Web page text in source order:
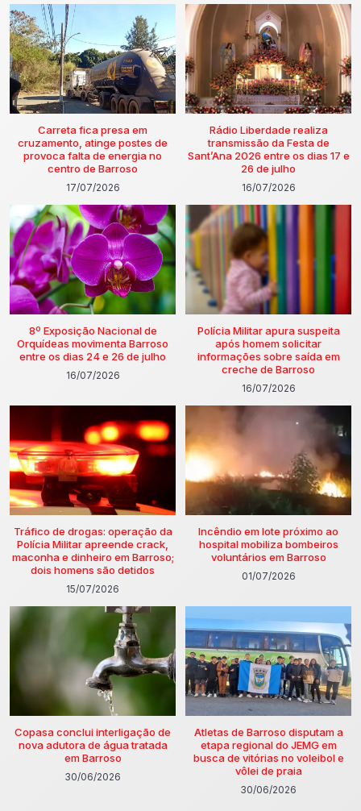
Carreta fica presa em
cruzamento, atinge postes de
provoca falta de energia no
centro de Barroso
17/07/2026
Rádio Liberdade realiza
transmissão da Festa de
Sant’Ana 2026 entre os dias 17 e
26 de julho
16/07/2026
8º Exposição Nacional de
Orquídeas movimenta Barroso
entre os dias 24 e 26 de julho
16/07/2026
Polícia Militar apura suspeita
após homem solicitar
informações sobre saída em
creche de Barroso
16/07/2026
Tráfico de drogas: operação da
Polícia Militar apreende crack,
maconha e dinheiro em Barroso;
dois homens são detidos
15/07/2026
Incêndio em lote próximo ao
hospital mobiliza bombeiros
voluntários em Barroso
01/07/2026
Copasa conclui interligação de
nova adutora de água tratada
em Barroso
30/06/2026
Atletas de Barroso disputam a
etapa regional do JEMG em
busca de vitórias no voleibol e
vôlei de praia
30/06/2026